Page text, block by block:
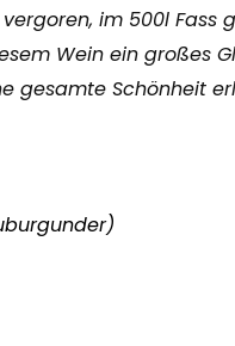
im 500l Fass
Wein ein großes
gesamte Schönheit